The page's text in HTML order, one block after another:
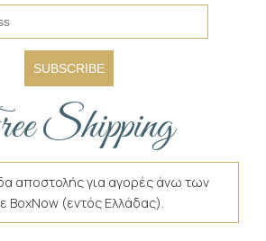
SUBSCRIBE
Shipping
αποστολής για αγορές άνω των
BoxNow (εντός Ελλάδας).